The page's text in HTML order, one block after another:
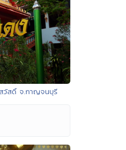
วัสดิ์ จ.กาญจนบุรี